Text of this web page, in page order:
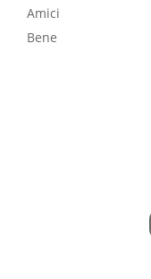
Amici
Bene